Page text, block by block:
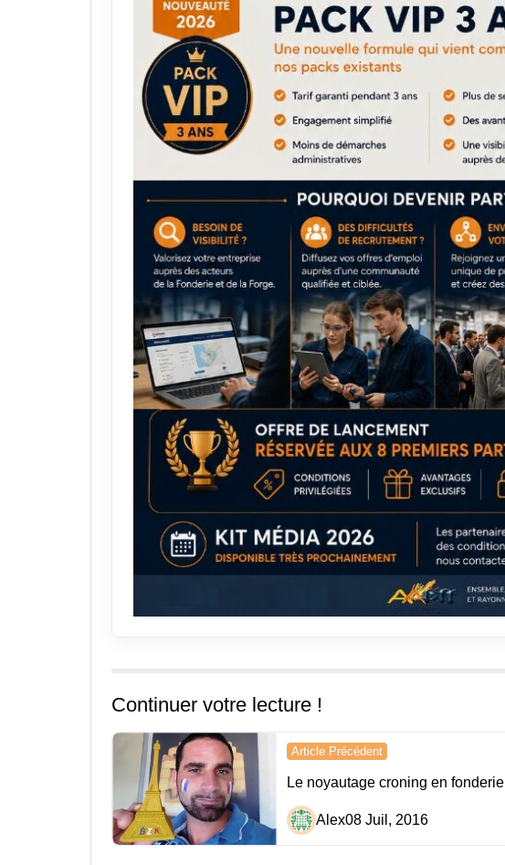
Continuer votre lecture !
Navigation
de
l’article
Article Précédent
Le noyautage croning en fonderie
Alex08 Juil, 2016